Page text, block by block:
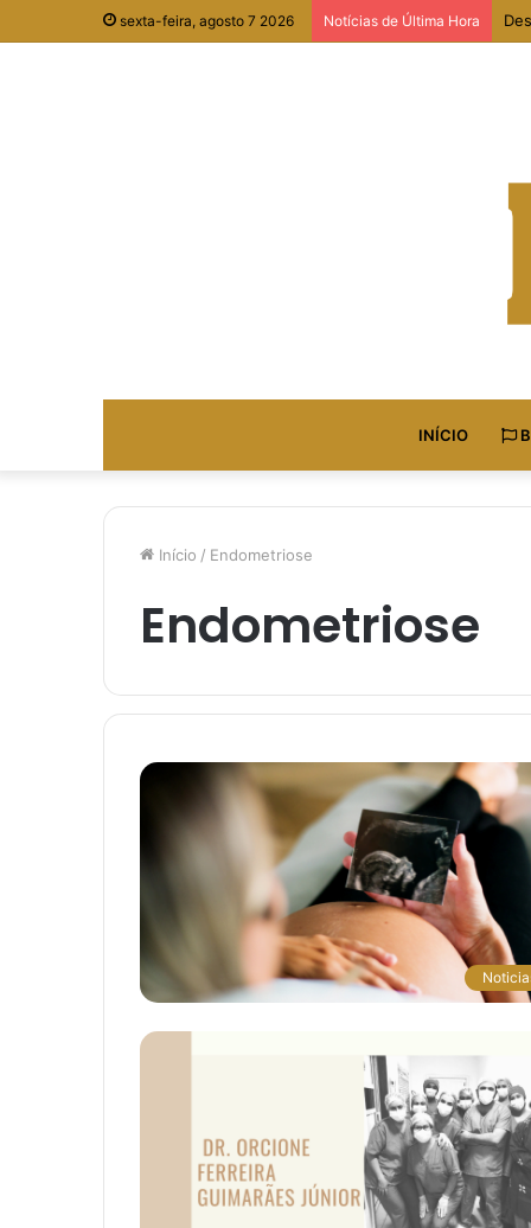
sexta-feira, agosto 7 2026 Notícias de Última Hora
INÍCIO
Início / Endometriose
Endometriose